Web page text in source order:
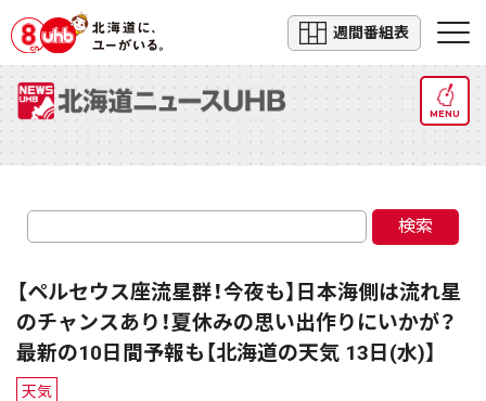
週間番組表
MENU
検索
【ペルセウス座流星群！今夜も】日本海側は流れ星
のチャンスあり！夏休みの思い出作りにいかが？
最新の10日間予報も【北海道の天気 13日(水)】
天気